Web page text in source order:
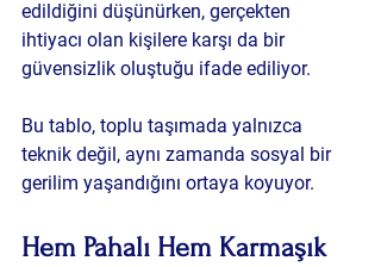
edildiğini düşünürken, gerçekten
ihtiyacı olan kişilere karşı da bir
güvensizlik oluştuğu ifade ediliyor.
Bu tablo, toplu taşımada yalnızca
teknik değil, aynı zamanda sosyal bir
gerilim yaşandığını ortaya koyuyor.
Hem Pahalı Hem Karmaşık